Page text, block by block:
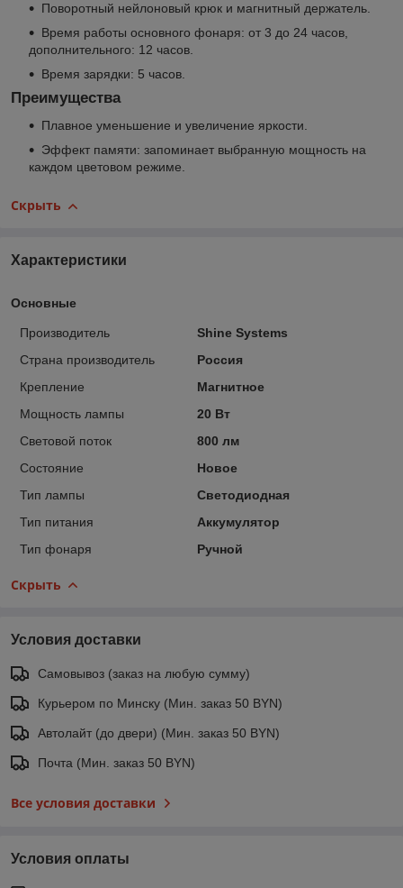
Поворотный нейлоновый крюк и магнитный держатель.
Время работы основного фонаря: от 3 до 24 часов,
дополнительного: 12 часов.
Время зарядки: 5 часов.
Преимущества
Плавное уменьшение и увеличение яркости.
Эффект памяти: запоминает выбранную мощность на
каждом цветовом режиме.
Скрыть
Характеристики
Основные
Производитель
Shine Systems
Страна производитель
Россия
Крепление
Магнитное
Мощность лампы
20 Вт
Световой поток
800 лм
Состояние
Новое
Тип лампы
Светодиодная
Тип питания
Аккумулятор
Тип фонаря
Ручной
Скрыть
Условия доставки
Самовывоз (заказ на любую сумму)
Курьером по Минску (Мин. заказ 50 BYN)
Автолайт (до двери) (Мин. заказ 50 BYN)
Почта (Мин. заказ 50 BYN)
Все условия доставки
Условия оплаты